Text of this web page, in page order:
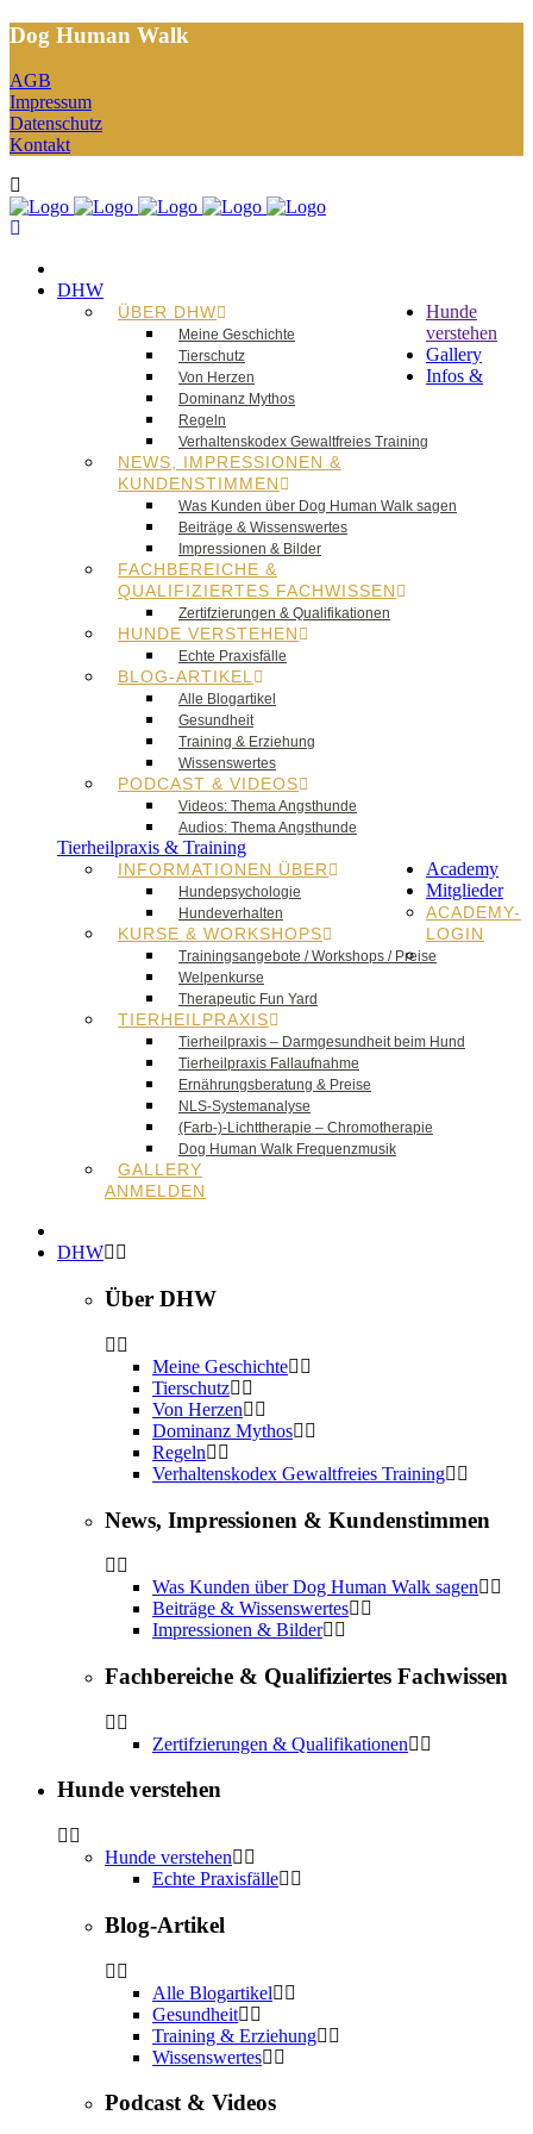
Dog Human Walk
AGB
Impressum
Datenschutz
Kontakt
DHW
ÜBER DHW
Meine Geschichte
Tierschutz
Von Herzen
Dominanz Mythos
Regeln
Verhaltenskodex Gewaltfreies Training
NEWS, IMPRESSIONEN &
KUNDENSTIMMEN
Was Kunden über Dog Human Walk sagen
Beiträge & Wissenswertes
Impressionen & Bilder
FACHBEREICHE &
QUALIFIZIERTES FACHWISSEN
Zertifzierungen & Qualifikationen
Hunde
verstehen
HUNDE VERSTEHEN
Echte Praxisfälle
BLOG-ARTIKEL
Alle Blogartikel
Gesundheit
Training & Erziehung
Wissenswertes
PODCAST & VIDEOS
Videos: Thema Angsthunde
Audios: Thema Angsthunde
Gallery
Infos &
Tierheilpraxis & Training
INFORMATIONEN ÜBER
Hundepsychologie
Hundeverhalten
KURSE & WORKSHOPS
Trainingsangebote / Workshops / Preise
Welpenkurse
Therapeutic Fun Yard
TIERHEILPRAXIS
Tierheilpraxis – Darmgesundheit beim Hund
Tierheilpraxis Fallaufnahme
Ernährungsberatung & Preise
NLS-Systemanalyse
(Farb-)-Lichttherapie – Chromotherapie
Dog Human Walk Frequenzmusik
GALLERY
Academy
Mitglieder
ACADEMY-
LOGIN
ANMELDEN
DHW
Über DHW
Meine Geschichte
Tierschutz
Von Herzen
Dominanz Mythos
Regeln
Verhaltenskodex Gewaltfreies Training
News, Impressionen & Kundenstimmen
Was Kunden über Dog Human Walk sagen
Beiträge & Wissenswertes
Impressionen & Bilder
Fachbereiche & Qualifiziertes Fachwissen
Zertifzierungen & Qualifikationen
Hunde verstehen
Hunde verstehen
Echte Praxisfälle
Blog-Artikel
Alle Blogartikel
Gesundheit
Training & Erziehung
Wissenswertes
Podcast & Videos